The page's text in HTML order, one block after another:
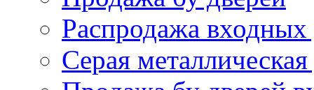
Распродажа
Серая